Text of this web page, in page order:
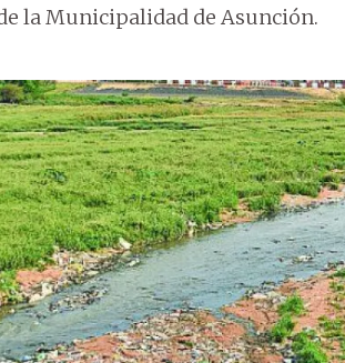
la Municipalidad de Asunción.